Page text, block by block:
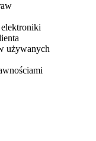
elektroniki
używanych